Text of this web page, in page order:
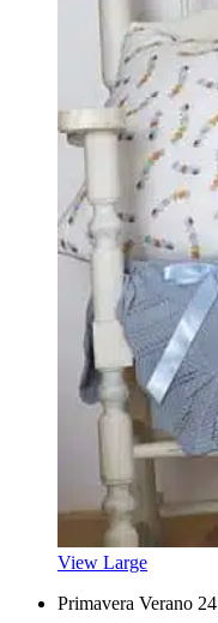
View Large
Primavera Verano 24